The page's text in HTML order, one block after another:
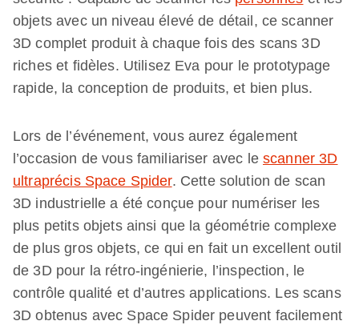
objets avec un niveau élevé de détail, ce scanner
3D complet produit à chaque fois des scans 3D
riches et fidèles. Utilisez Eva pour le prototypage
rapide, la conception de produits, et bien plus.
Lors de l’événement, vous aurez également
l’occasion de vous familiariser avec le scanner 3D
ultraprécis Space Spider. Cette solution de scan
3D industrielle a été conçue pour numériser les
plus petits objets ainsi que la géométrie complexe
de plus gros objets, ce qui en fait un excellent outil
de 3D pour la rétro-ingénierie, l’inspection, le
contrôle qualité et d’autres applications. Les scans
3D obtenus avec Space Spider peuvent facilement